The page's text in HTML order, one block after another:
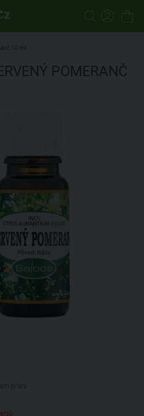
10 ml
POMERANČ